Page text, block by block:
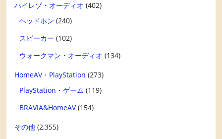
ハイレゾ・オーディオ (402)
ヘッドホン (240)
スピーカー (102)
ウォークマン・オーディオ (134)
HomeAV・PlayStation (273)
PlayStation・ゲーム (119)
BRAVIA&HomeAV(154)
その他 (2,355)